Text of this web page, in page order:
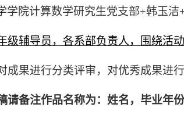
学院计算数学研究生党支部+韩玉洁
级辅导员，各系部负责人，围绕活
成果进行分类评审，对优秀成果进行
请备注作品名称为：姓名，毕业年